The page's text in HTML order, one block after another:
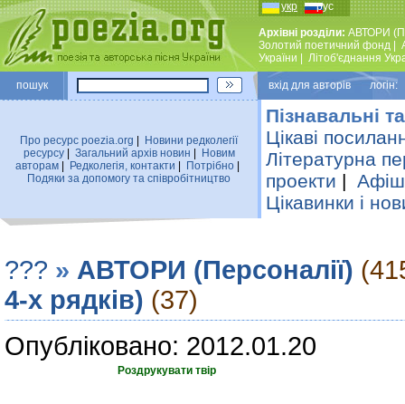
укр рус
Архівні розділи: АВТОРИ
Золотий поетичний фонд
України
Лiтоб'єднання
пошук вхiд для авторiв логін:
Про ресурс poezia.org
Новини редколегiї
ресурсу| Загальний архiв новин
Новим
авторам
Редколегiя, контакти Потрiбно
Подяки за допомогу та співробітництво
Пізнавальні
Цікаві
Літературна
проекти |
Цікавинки і
??? » АВТОРИ (Персоналії)
4-х рядків) (37)
Опубліковано: 2012.01.20
Роздрукувати твір